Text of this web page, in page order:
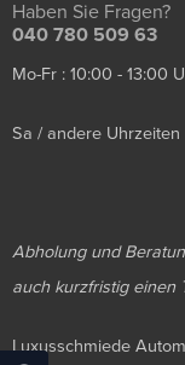
Haben Sie Fragen?
040 780 509 63
Mo-Fr : 10:00 - 13:00
Sa / andere
Abholung und
auch kurzfristig einen
Luxusschmiede